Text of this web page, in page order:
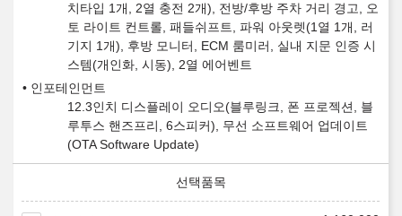
치타입 1개, 2열 충전 2개), 전방/후방 주차 거리 경고, 오
토 라이트 컨트롤, 패들쉬프트, 파워 아웃렛(1열 1개, 러
기지 1개), 후방 모니터, ECM 룸미러, 실내 지문 인증 시
스템(개인화, 시동), 2열 에어벤트
인포테인먼트
12.3인치 디스플레이 오디오(블루링크, 폰 프로젝션, 블
루투스 핸즈프리, 6스피커), 무선 소프트웨어 업데이트
(OTA Software Update)